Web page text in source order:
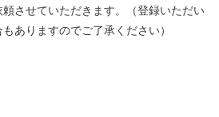
させていただきます。（登録いただい
ありますのでご了承ください）